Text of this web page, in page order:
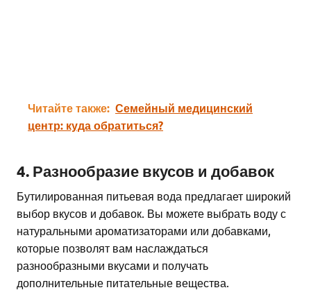
Читайте также: Семейный медицинский
центр: куда обратиться?
4. Разнообразие вкусов и добавок
Бутилированная питьевая вода предлагает широкий
выбор вкусов и добавок. Вы можете выбрать воду с
натуральными ароматизаторами или добавками,
которые позволят вам наслаждаться
разнообразными вкусами и получать
дополнительные питательные вещества.